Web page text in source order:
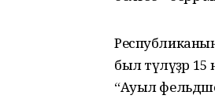
был түләүҙәр
“Ауыл